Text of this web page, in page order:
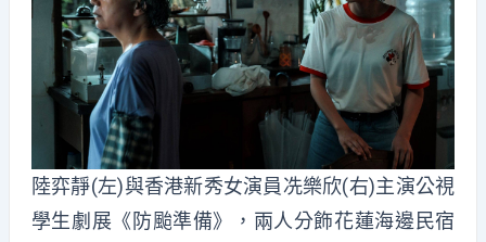
陸弈靜(左)與香港新秀女演員冼樂欣(右)主演公視
學生劇展《防颱準備》，兩人分飾花蓮海邊民宿